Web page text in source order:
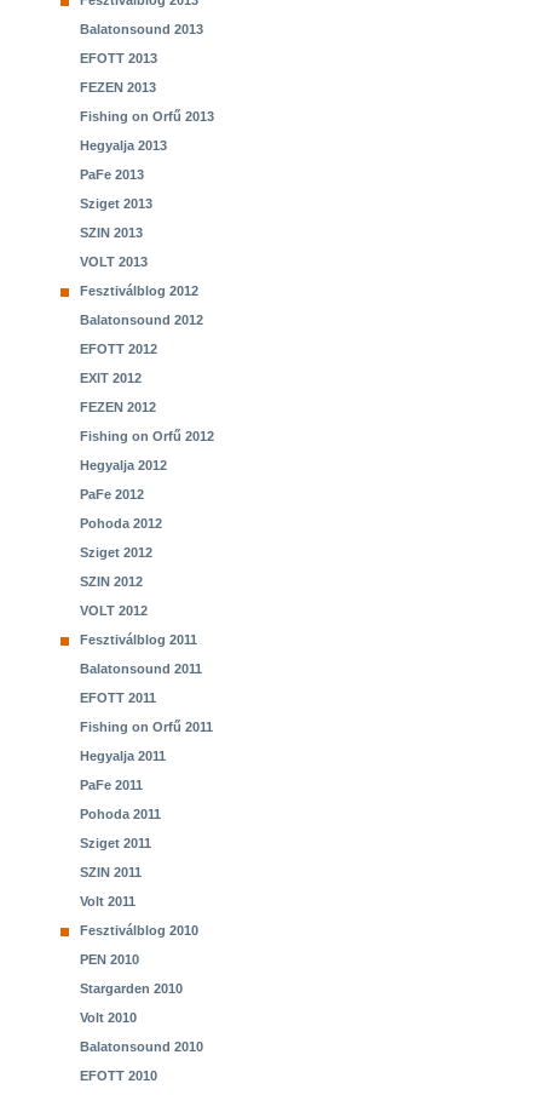
Balatonsound 2013
EFOTT 2013
FEZEN 2013
Fishing on Orfű 2013
Hegyalja 2013
PaFe 2013
Sziget 2013
SZIN 2013
VOLT 2013
Fesztiválblog 2012
Balatonsound 2012
EFOTT 2012
EXIT 2012
FEZEN 2012
Fishing on Orfű 2012
Hegyalja 2012
PaFe 2012
Pohoda 2012
Sziget 2012
SZIN 2012
VOLT 2012
Fesztiválblog 2011
Balatonsound 2011
EFOTT 2011
Fishing on Orfű 2011
Hegyalja 2011
PaFe 2011
Pohoda 2011
Sziget 2011
SZIN 2011
Volt 2011
Fesztiválblog 2010
PEN 2010
Stargarden 2010
Volt 2010
Balatonsound 2010
EFOTT 2010